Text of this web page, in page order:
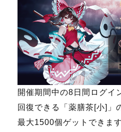
開催期間中の8日間ログイ
回復できる「薬膳茶[小]」
最大1500個ゲットできます